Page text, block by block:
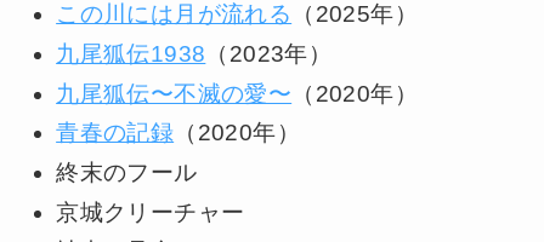
この川には月が流れる
（2025年）
九尾狐伝1938 （2023年）
九尾狐伝〜不滅の愛〜 （2020年）
青春の記録 （2020年）
終末のフール
京城クリーチャー